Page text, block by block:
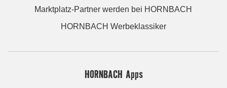
Marktplatz-Partner werden bei HORNBACH
HORNBACH Werbeklassiker
HORNBACH Apps